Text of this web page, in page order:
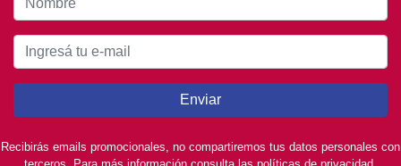
Enviar
Recibirás emails promocionales, no compartiremos tus datos personales con